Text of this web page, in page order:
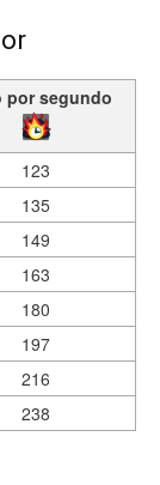
por segundo
123
135
149
163
180
197
216
238